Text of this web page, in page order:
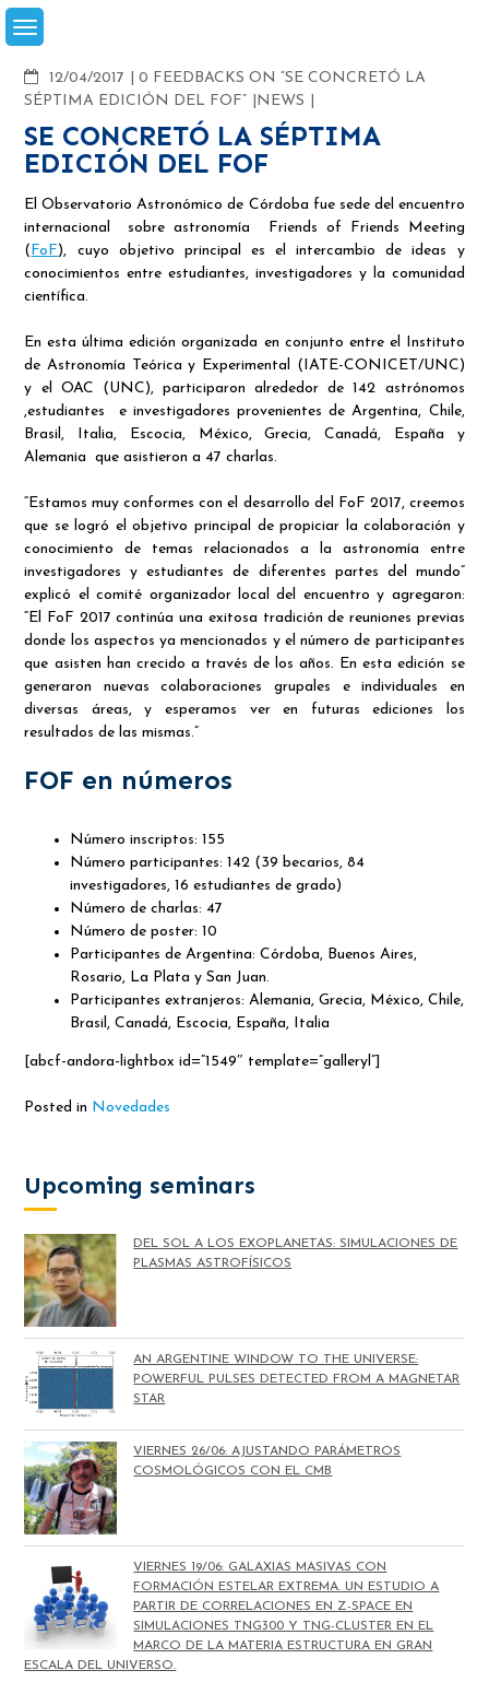
Skip
to
12/04/2017
COMMENTS
0 FEEDBACKS ON “SE CONCRETÓ LA
SÉPTIMA EDICIÓN DEL FOF”
NEWS
SE CONCRETÓ LA SÉPTIMA
EDICIÓN DEL FOF
El Observatorio Astronómico de Córdoba fue sede del encuentro
internacional sobre astronomía Friends of Friends Meeting
(FoF), cuyo objetivo principal es el intercambio de ideas y
conocimientos entre estudiantes, investigadores y la comunidad
científica.
En esta última edición organizada en conjunto entre el Instituto
de Astronomía Teórica y Experimental (IATE-CONICET/UNC)
y el OAC (UNC), participaron alrededor de 142 astrónomos
,estudiantes e investigadores provenientes de Argentina, Chile,
Brasil, Italia, Escocia, México, Grecia, Canadá, España y
Alemania que asistieron a 47 charlas.
“Estamos muy conformes con el desarrollo del FoF 2017, creemos
que se logró el objetivo principal de propiciar la colaboración y
conocimiento de temas relacionados a la astronomía entre
investigadores y estudiantes de diferentes partes del mundo”
explicó el comité organizador local del encuentro y agregaron:
“El FoF 2017 continúa una exitosa tradición de reuniones previas
donde los aspectos ya mencionados y el número de participantes
que asisten han crecido a través de los años. En esta edición se
generaron nuevas colaboraciones grupales e individuales en
diversas áreas, y esperamos ver en futuras ediciones los
resultados de las mismas.”
FOF en números
Número inscriptos: 155
Número participantes: 142 (39 becarios, 84
investigadores, 16 estudiantes de grado)
Número de charlas: 47
Número de poster: 10
Participantes de Argentina: Córdoba, Buenos Aires,
Rosario, La Plata y San Juan.
Participantes extranjeros: Alemania, Grecia, México, Chile,
Brasil, Canadá, Escocia, España, Italia
[abcf-andora-lightbox id=”1549″ template=”galleryl”]
Posted in Novedades
Upcoming seminars
DEL SOL A LOS EXOPLANETAS: SIMULACIONES DE
PLASMAS ASTROFÍSICOS
AN ARGENTINE WINDOW TO THE UNIVERSE:
POWERFUL PULSES DETECTED FROM A MAGNETAR
STAR
VIERNES 26/06: AJUSTANDO PARÁMETROS
COSMOLÓGICOS CON EL CMB
VIERNES 19/06: GALAXIAS MASIVAS CON
FORMACIÓN ESTELAR EXTREMA. UN ESTUDIO A
PARTIR DE CORRELACIONES EN Z-SPACE EN
SIMULACIONES TNG300 Y TNG-CLUSTER EN EL
MARCO DE LA MATERIA ESTRUCTURA EN GRAN
ESCALA DEL UNIVERSO.